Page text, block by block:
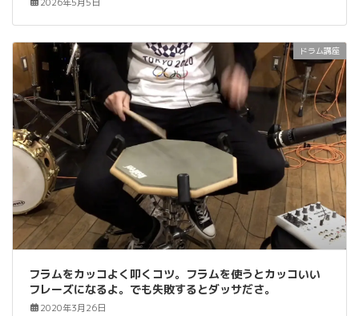
ドラム講座
フラムをカッコよく叩くコツ。フラムを使うとカッコいい
フレーズになるよ。でも失敗するとダッサださ。
2020年3月26日